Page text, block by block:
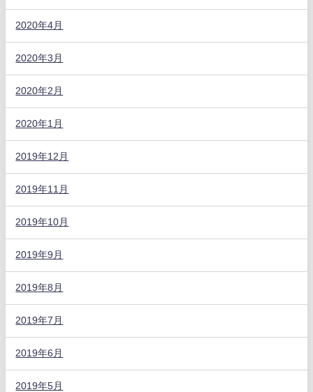
2020年4月
2020年3月
2020年2月
2020年1月
2019年12月
2019年11月
2019年10月
2019年9月
2019年8月
2019年7月
2019年6月
2019年5月